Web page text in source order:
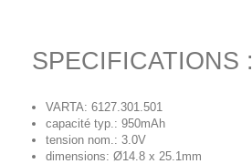
SPECIFICATIONS :
VARTA: 6127.301.501
capacité typ.: 950mAh
tension nom.: 3.0V
dimensions: Ø14.8 x 25.1mm